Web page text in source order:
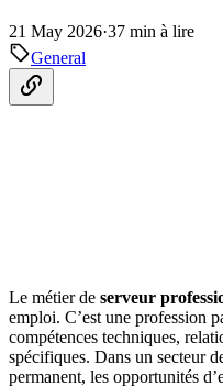
21 May 2026·37 min à lire
General
Le métier de serveur
emploi. C’est une profession
compétences techniques,
spécifiques. Dans un secteur
permanent, les opportunités